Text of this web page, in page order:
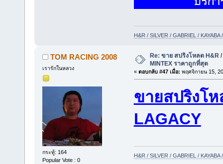
H&R / SILVER / GABRIEL / KAYABA
TOM RACING 2008
เรารักในหลวง
กระทู้: 164
Popular Vote : 0
Re: ขาย สปริงโหลด H&R /
MINTEX ราคาถูกที่สุด
« ตอบกลับ #47 เมื่อ: พฤศจิกายน 15,
ขายสปริงโห
LAGACY
H&R / SILVER / GABRIEL / KAYABA